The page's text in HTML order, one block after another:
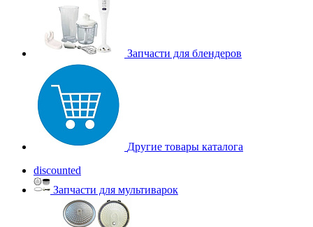
Запчасти для блендеров
Другие товары каталога
discounted
Запчасти для мультиварок